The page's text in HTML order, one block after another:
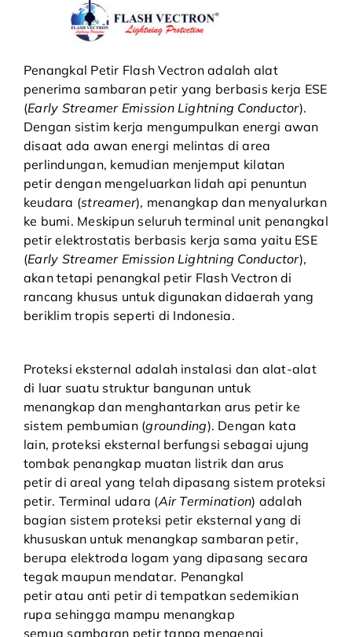
Penangkal Petir Flash Vectron adalah alat
penerima sambaran petir yang berbasis kerja ESE
(Early Streamer Emission Lightning Conductor).
Dengan sistim kerja mengumpulkan energi awan
disaat ada awan energi melintas di area
perlindungan, kemudian menjemput kilatan
petir dengan mengeluarkan lidah api penuntun
keudara (streamer), menangkap dan menyalurkan
ke bumi. Meskipun seluruh terminal unit penangkal
petir elektrostatis berbasis kerja sama yaitu ESE
(Early Streamer Emission Lightning Conductor),
akan tetapi penangkal petir Flash Vectron di
rancang khusus untuk digunakan didaerah yang
beriklim tropis seperti di Indonesia.
Proteksi eksternal adalah instalasi dan alat-alat
di luar suatu struktur bangunan untuk
menangkap dan menghantarkan arus petir ke
sistem pembumian (grounding). Dengan kata
lain, proteksi eksternal berfungsi sebagai ujung
tombak penangkap muatan listrik dan arus
petir di areal yang telah dipasang sistem proteksi
petir. Terminal udara (Air Termination) adalah
bagian sistem proteksi petir eksternal yang di
khususkan untuk menangkap sambaran petir,
berupa elektroda logam yang dipasang secara
tegak maupun mendatar. Penangkal
petir atau anti petir di tempatkan sedemikian
rupa sehingga mampu menangkap
semua sambaran petir tanpa mengenai